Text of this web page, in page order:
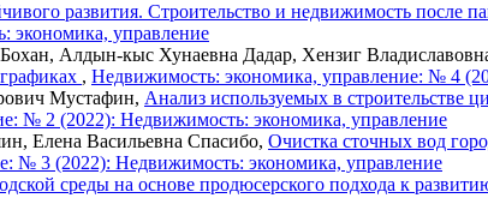
развития. Строительство и недвижимость после
экономика, управление
Алдын-кыс Хунаевна Дадар, Хензиг
, Недвижимость: экономика, управление: № 4
Мустафин, Анализ используемых в строительстве
№ 2 (2022): Недвижимость: экономика, управление
Елена Васильевна Спасибо, Очистка сточных вод
№ 3 (2022): Недвижимость: экономика, управление
среды на основе продюсерского подхода к